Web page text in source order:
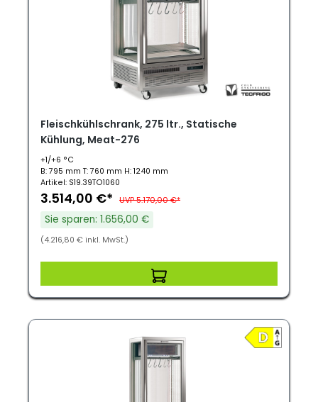
Fleischkühlschrank, 275 ltr., Statische
Kühlung, Meat-276
+1/+6 °C
B: 795 mm T: 760 mm H: 1240 mm
Artikel: S19.39TO1060
3.514,00 €* UVP 5.170,00 €*
Sie sparen: 1.656,00 €
(4.216,80 € inkl. MwSt.)